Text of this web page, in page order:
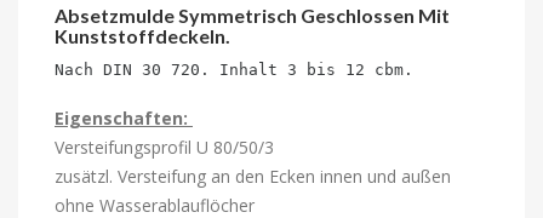
Absetzmulde Symmetrisch Geschlossen Mit
Kunststoffdeckeln.
Nach DIN 30 720. Inhalt 3 bis 12 cbm.
Eigenschaften:
Versteifungsprofil U 80/50/3
zusätzl. Versteifung an den Ecken innen und außen
ohne Wasserablauflöcher